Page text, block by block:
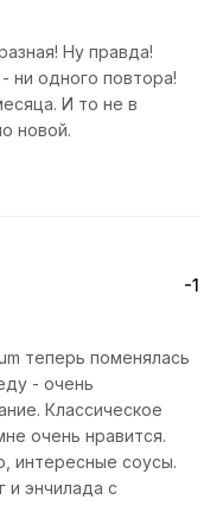
Ну правда!
ни одного повтора!
И то не в
новой.
-1
теперь поменялась
- очень
Классическое
очень нравится.
интересные соусы.
и энчилада с